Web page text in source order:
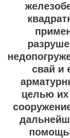
свай и
целью их